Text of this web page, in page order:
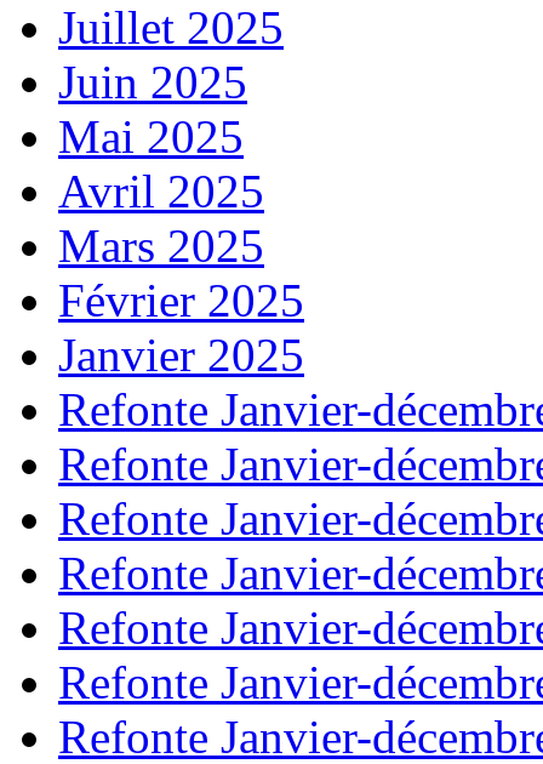
Juillet 2025
Juin 2025
Mai 2025
Avril 2025
Mars 2025
Février 2025
Janvier 2025
Refonte Janvier-
Refonte Janvier-
Refonte Janvier-
Refonte Janvier-
Refonte Janvier-
Refonte Janvier-
Refonte Janvier-